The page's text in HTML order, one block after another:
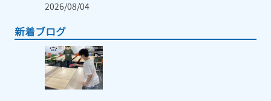
2026/08/04
新着ブログ